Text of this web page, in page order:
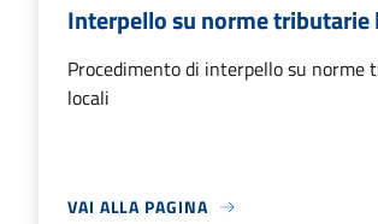
Interpello su norme tributarie
Procedimento di interpello su norme
locali
VAI ALLA PAGINA